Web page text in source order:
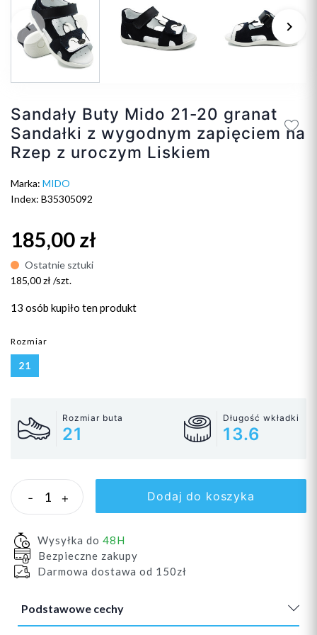
Poprzedni
keyboard_arrow_left keyboard_arrow_right
Sandały Buty Mido 21-20 granat
Sandałki z wygodnym zapięciem na
Rzep z uroczym Liskiem
Marka: MIDO
Index: B35305092
185,00 zł
Ostatnie sztuki
185,00 zł /szt.
13 osób kupiło ten produkt
Rozmiar
21
Rozmiar buta
21
Długość wkładki
13.6
- + Dodaj do koszyka
Wysyłka do 48H
Bezpieczne zakupy
Darmowa dostawa od 150zł
Podstawowe cechy